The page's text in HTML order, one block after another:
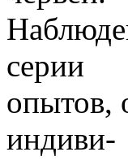
серии
опытов,
индиви-